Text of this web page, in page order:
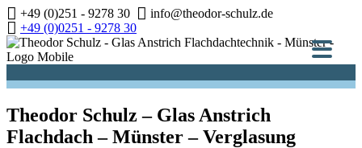
Zum
Inhalt
springen
+49 (0)251 - 9278 30
info@theodor-schulz.de
+49 (0)0251 - 9278 30
Theodor Schulz – Glas Anstrich
Flachdach – Münster – Verglasung